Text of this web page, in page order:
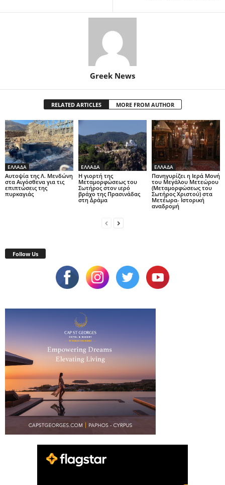
Greek News
RELATED ARTICLES MORE FROM AUTHOR
ΕΛΛΑΔΑ
Αυτοψία της Λ. Μενδώνη
στα Αιγόσθενα για τις
επιπτώσεις της
πυρκαγιάς
ΕΛΛΑΔΑ
Η γιορτή της
Μεταμορφώσεως του
Σωτήρος στον ιερό
βράχο της Πρασινάδας
στη Δράμα
ΕΛΛΑΔΑ
Πανηγυρίζει η Ιερά Μονή
του Μεγάλου Μετεώρου
(Μεταμορφώσεως του
Σωτήρος Χριστού) στα
Μετέωρα- Ιστορική
αναδρομή
Follow Us